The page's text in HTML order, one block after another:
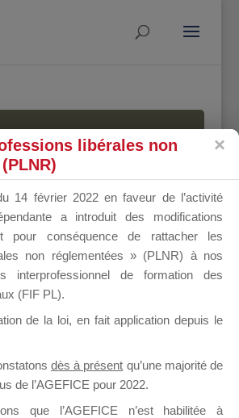
DU
Groupe Public
il y a un mois
libérales non
14 février 2022 en faveur de l’activité
a introduit des modifications
pour conséquence de rattacher les
non réglementées » (PLNR) à nos
interprofessionnel de formation des
(FIF PL).
de la loi, en fait application depuis le
dès à présent qu’une majorité de
de l’AGEFICE pour 2022.
que l’AGEFICE n’est habilitée à